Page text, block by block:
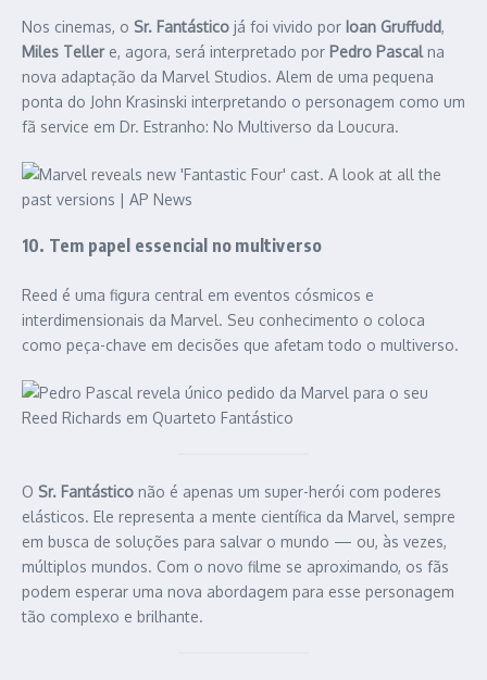
Nos cinemas, o Sr. Fantástico já foi vivido por Ioan Gruffudd,
Miles Tellere, agora, será interpretado por Pedro Pascalna
nova adaptação da Marvel Studios. Alem de uma pequena
ponta do John Krasinski interpretando o personagem como um
fã service em Dr. Estranho: No Multiverso da Loucura.
10. Tem papel essencial no multiverso
Reed é uma figura central em eventos cósmicos e
interdimensionais da Marvel. Seu conhecimento o coloca
como peça-chave em decisões que afetam todo o multiverso.
O Sr. Fantástico não é apenas um super-herói com poderes
elásticos. Ele representa a mente científica da Marvel, sempre
em busca de soluções para salvar o mundo — ou, às vezes,
múltiplos mundos. Com o novo filme se aproximando, os fãs
podem esperar uma nova abordagem para esse personagem
tão complexo e brilhante.